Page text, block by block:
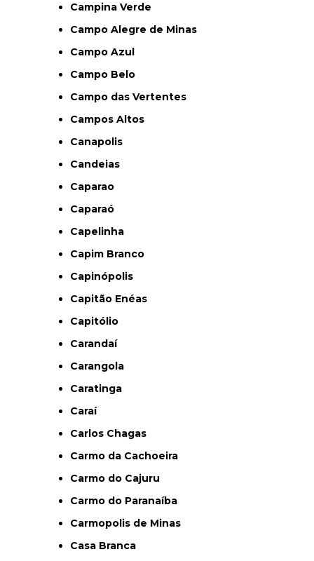
Campina Verde
Campo Alegre de Minas
Campo Azul
Campo Belo
Campo das Vertentes
Campos Altos
Canapolis
Candeias
Caparao
Caparaó
Capelinha
Capim Branco
Capinópolis
Capitão Enéas
Capitólio
Carandaí
Carangola
Caratinga
Caraí
Carlos Chagas
Carmo da Cachoeira
Carmo do Cajuru
Carmo do Paranaíba
Carmopolis de Minas
Casa Branca